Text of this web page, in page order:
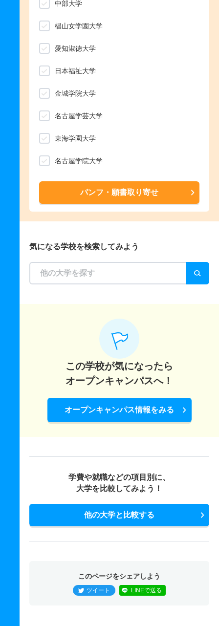
中部大学
椙山女学園大学
愛知淑徳大学
日本福祉大学
金城学院大学
名古屋学芸大学
東海学園大学
名古屋学院大学
パンフ・願書取り寄せ
気になる学校を検索してみよう
この学校が気になったら
オープンキャンパスへ！
オープンキャンパス情報をみる
学費や就職などの項目別に、
大学を比較してみよう！
他の大学と比較する
このページをシェアしよう
ツイート LINEで送る